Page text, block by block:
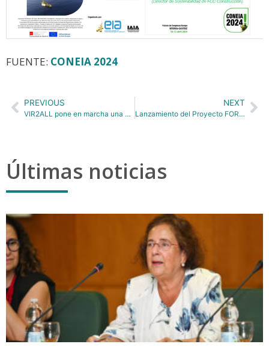
FUENTE: CONEIA 2024
PREVIOUS
VIR2ALL pone en marcha una experiencia de Realidad Virtual gratuita sobre una escena inmersiva piloto urbana.
NEXT
Lanzamiento del Proyecto FORTHCOMING, liderado por Andrés Monzón, TRANSyT-UPM, en el DUT Call 2022 Projects Nick-off Event, sobre desarrollo y modelos de “Ciudad de 15 Minutos”.
Últimas noticias